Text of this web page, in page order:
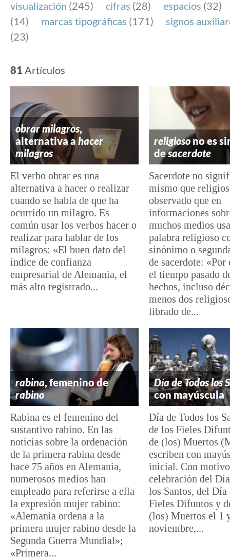
visualización (245) cifras (28) espacios (32)
(14)
marcas tipográficas (171)
signos
(23)
81 Artículos
obrar milagros,
alternativa ahacer
milagros
El verbo obrar es una
alternativa a hacer o realizar
cuando se habla de que ha
ocurrido un milagro. Es
común usar los verbos hacer o
realizar para hablar de los
milagros: «El buen dato del
índice de confianza
empresarial de Alemania, el
más alto registrado...
religiosono es
desacerdote
Sacerdote no
mismo que
observado que en
informaciones
muchos medios
palabra religioso
sinónimo o
de sacerdote: «Por
el tiempo pasado
hechos, incluso
menos dos
librado de...
rabina, femenino de
rabino
Rabina es el femenino del
sustantivo rabino. En las
noticias sobre la ordenación
de la primera rabina desde
hace 75 años en Alemania,
numerosos medios han
empleado para referirse a ella
la expresión mujer rabino:
«Alemania ordena a la
primera mujer rabino desde la
Segunda Guerra Mundial»;
«Primera...
Día de Todos los
con mayúscula
Día de Todos los
de los Fieles
de (los) Muertos
escriben con
inicial. Con
celebración del
los Santos, del Día
Fieles Difuntos y
(los) Muertos el 1
noviembre,...